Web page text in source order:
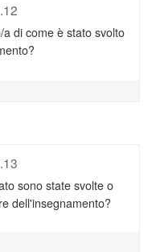
di come è stato svolto
sono state svolte o
dell'insegnamento?